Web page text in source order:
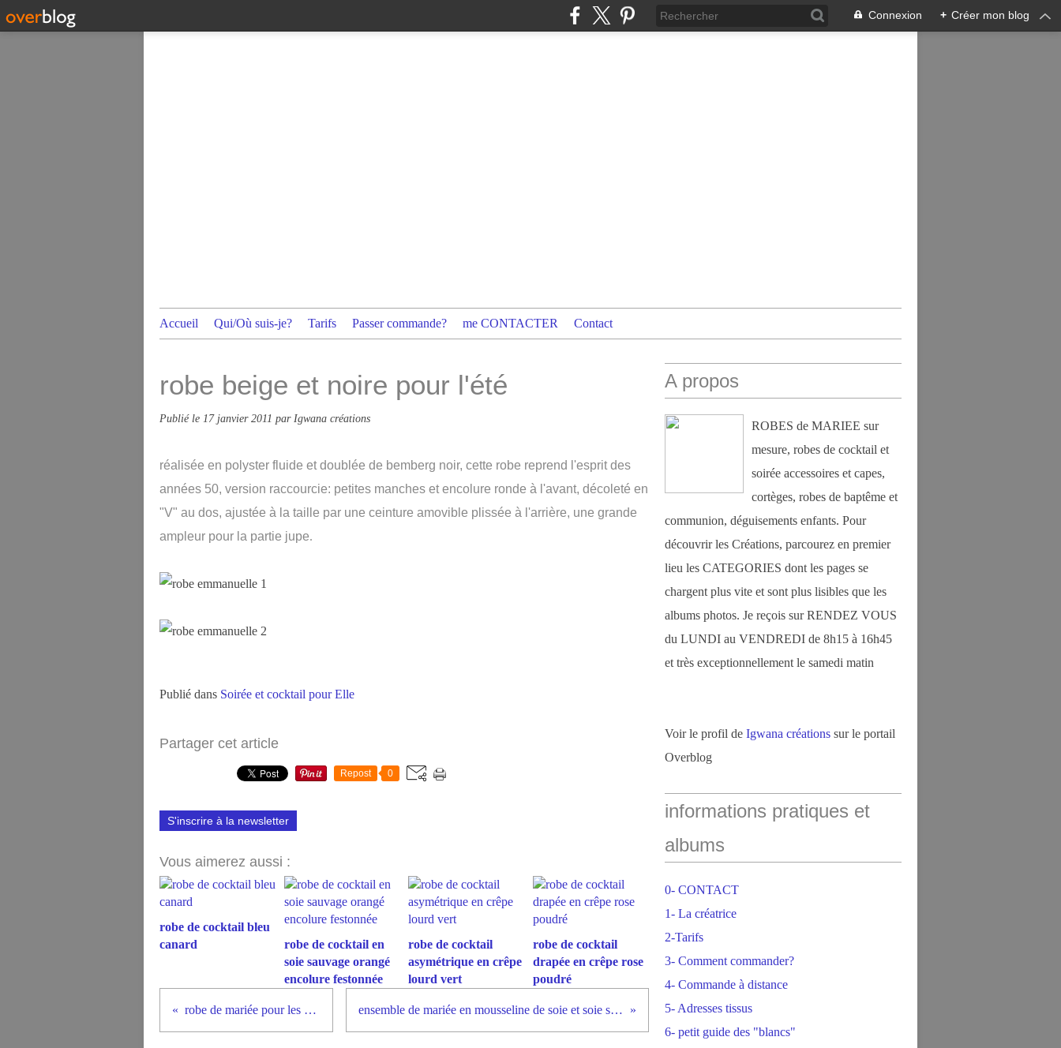
Connexion + Créer mon blog
Accueil Qui/Où suis-je? Tarifs Passer commande? me CONTACTER Contact
robe beige et noire pour l'été
Publié le 17 janvier 2011 par Igwana créations
réalisée en polyster fluide et doublée de bemberg noir, cette robe reprend l'esprit des
années 50, version raccourcie: petites manches et encolure ronde à l'avant, décoleté en
"V" au dos, ajustée à la taille par une ceinture amovible plissée à l'arrière, une grande
ampleur pour la partie jupe.
Publié dans Soirée et cocktail pour Elle
Partager cet article
Repost 0
S'inscrire à la newsletter
Vous aimerez aussi :
robe de cocktail bleu
canard
robe de cocktail en
soie sauvage orangé
encolure festonnée
robe de cocktail
asymétrique en crêpe
lourd vert
robe de cocktail
drapée en crêpe rose
poudré
robe de mariée pour les puces ensemble de mariée en mousseline de soie et soie sauvage
A propos
ROBES de MARIEE sur
mesure, robes de cocktail et
soirée accessoires et capes,
cortèges, robes de baptême et
communion, déguisements enfants. Pour
découvrir les Créations, parcourez en premier
lieu les CATEGORIES dont les pages se
chargent plus vite et sont plus lisibles que les
albums photos. Je reçois sur RENDEZ VOUS
du LUNDI au VENDREDI de 8h15 à 16h45
et très exceptionnellement le samedi matin
Voir le profil de Igwana créations sur le portail
Overblog
informations pratiques et
albums
0- CONTACT
1- La créatrice
2-Tarifs
3- Comment commander?
4- Commande à distance
5- Adresses tissus
6- petit guide des "blancs"